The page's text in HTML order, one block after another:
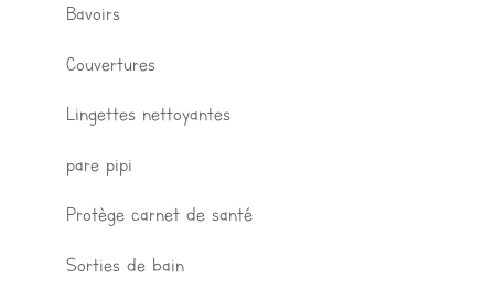
Bavoirs
Couvertures
Lingettes nettoyantes
pare pipi
Protège carnet de santé
Sorties de bain